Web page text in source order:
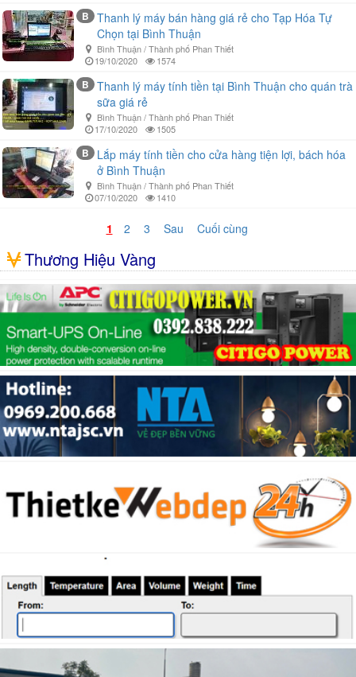
B
Thanh lý máy bán hàng giá rẻ cho Tạp Hóa Tự
Chọn tại Bình Thuận
Bình Thuận / Thành phố Phan Thiết
19/10/2020
1574
B
Thanh lý máy tính tiền tại Bình Thuận cho quán trà
sữa giá rẻ
Bình Thuận / Thành phố Phan Thiết
17/10/2020
1505
B
Lắp máy tính tiền cho cửa hàng tiện lợi, bách hóa
ở Bình Thuận
Bình Thuận / Thành phố Phan Thiết
07/10/2020
1410
1 2 3 Sau Cuối cùng
Thương Hiệu Vàng